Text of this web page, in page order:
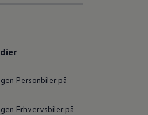
Personbiler på
Erhvervsbiler på